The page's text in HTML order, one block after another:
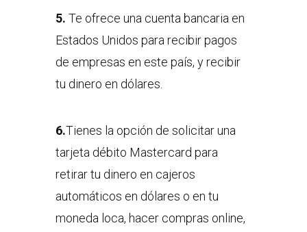
5. Te ofrece una cuenta bancaria en
Estados Unidos para recibir pagos
de empresas en este país, y recibir
tu dinero en dólares.
6.Tienes la opción de solicitar una
tarjeta débito Mastercard para
retirar tu dinero en cajeros
automáticos en dólares o en tu
moneda loca, hacer compras online,